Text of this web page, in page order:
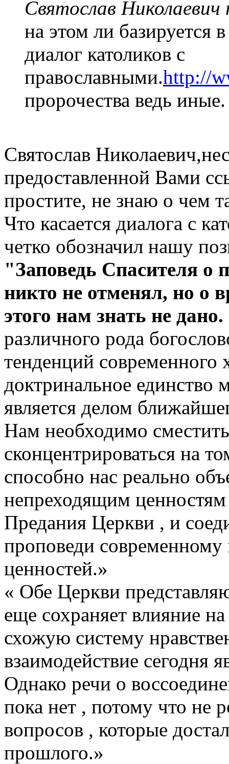
Святослав Николаевич
на этом ли базируется
диалог католиков с
православными.http://
пророчества ведь иные.
Святослав
предоставленной Вами
простите, не знаю о чем
Что касается диалога с
четко обозначил нашу
"Заповедь Спасителя о
никто не отменял, но о
этого нам знать не дано.
различного рода
тенденций современного
доктринальное единство
является делом
Нам необходимо
сконцентрироваться на
способно нас реально
непреходящим ценностям
Предания Церкви , и
проповеди
ценностей.»
« Обе Церкви
еще сохраняет влияние
схожую систему
взаимодействие сегодня
Однако речи о
пока нет , потому что не
вопросов , которые
прошлого.»